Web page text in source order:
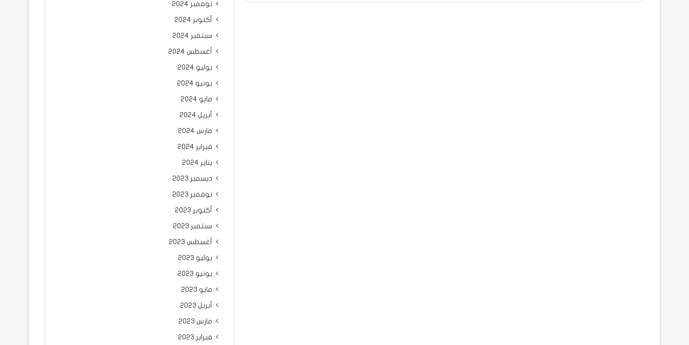
نوفمبر 2024
أكتوبر 2024
سبتمبر 2024
أغسطس 2024
يوليو 2024
يونيو 2024
مايو 2024
أبريل 2024
مارس 2024
فبراير 2024
يناير 2024
ديسمبر 2023
نوفمبر 2023
أكتوبر 2023
سبتمبر 2023
أغسطس 2023
يوليو 2023
يونيو 2023
مايو 2023
أبريل 2023
مارس 2023
فبراير 2023